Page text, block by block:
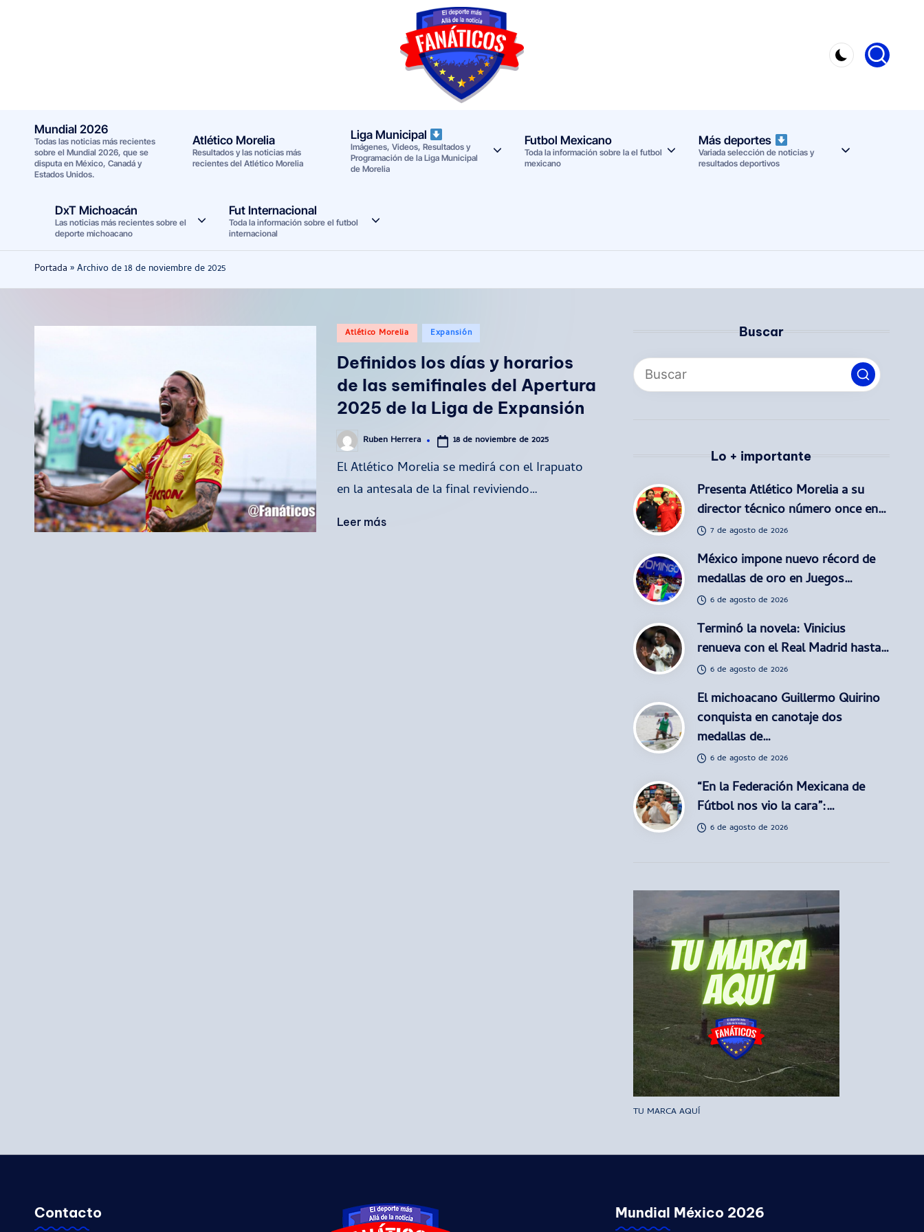
F
a
a
Noticias
deportivas
2026
Mundial 2026
Todas las noticias más recientes
sobre el Mundial 2026, que se
disputa en México, Canadá y
Estados Unidos.
Atlético Morelia
Resultados y las noticias más
recientes del Atlético Morelia
Liga Municipal
Imágenes, Videos, Resultados y
Programación de la Liga Municipal
de Morelia
Futbol Mexicano
Toda la información sobre la el futbol
mexicano
Más deportes
Variada selección de noticias y
resultados deportivos
DxT Michoacán
Las noticias más recientes sobre el
deporte michoacano
Fut Internacional
Toda la información sobre el futbol
internacional
Portada »Archivo de 18 de noviembre de 2025
Publicado
Atlético Morelia Expansión
Definidos los días y horarios
de las semifinales del Apertura
2025 de la Liga de Expansión
Publicado
por
Ruben Herrera 18 de noviembre de 2025
El Atlético Morelia se medirá con el Irapuato
en la antesala de la final reviviendo…
Leer más
Buscar
Lo + importante
Presenta Atlético Morelia a su
director técnico número once en…
7 de agosto de 2026
México impone nuevo récord de
medallas de oro en Juegos…
6 de agosto de 2026
Terminó la novela: Vinicius
renueva con el Real Madrid hasta…
6 de agosto de 2026
El michoacano Guillermo Quirino
conquista en canotaje dos
medallas de…
6 de agosto de 2026
“En la Federación Mexicana de
Fútbol nos vio la cara”:…
6 de agosto de 2026
TU MARCA AQUÍ
Contacto Mundial México 2026